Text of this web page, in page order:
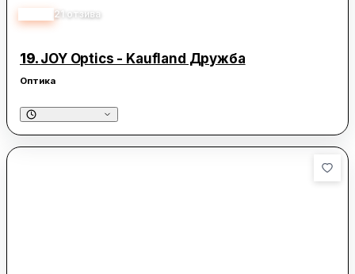
21 отзива
19. JOY Optics - Kaufland Дружба
Оптика